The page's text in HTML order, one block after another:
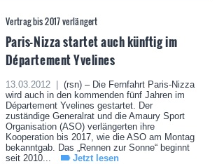
Vertrag bis 2017 verlängert
Paris-Nizza startet auch künftig im
Département Yvelines
13.03.2012 |
(rsn) – Die Fernfahrt Paris-Nizza
wird auch in den kommenden fünf Jahren im
Département Yvelines gestartet. Der
zuständige Generalrat und die Amaury Sport
Organisation (ASO) verlängerten ihre
Kooperation bis 2017, wie die ASO am Montag
bekanntgab. Das „Rennen zur Sonne“ beginnt
seit 2010...
Jetzt lesen